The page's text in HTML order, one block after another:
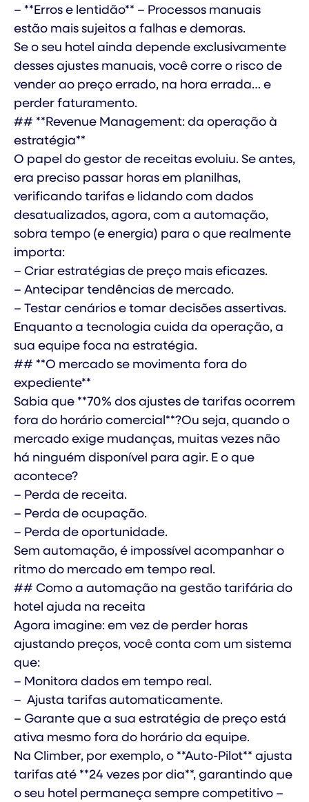
– **Erros e lentidão** – Processos manuais
estão mais sujeitos a falhas e demoras.
Se o seu hotel ainda depende exclusivamente
desses ajustes manuais, você corre o risco de
vender ao preço errado, na hora errada… e
perder faturamento.
## **Revenue Management: da operação à
estratégia**
O papel do gestor de receitas evoluiu. Se antes,
era preciso passar horas em planilhas,
verificando tarifas e lidando com dados
desatualizados, agora, com a automação,
sobra tempo (e energia) para o que realmente
importa:
– Criar estratégias de preço mais eficazes.
– Antecipar tendências de mercado.
– Testar cenários e tomar decisões assertivas.
Enquanto a tecnologia cuida da operação, a
sua equipe foca na estratégia.
## **O mercado se movimenta fora do
expediente**
Sabia que **70% dos ajustes de tarifas ocorrem
fora do horário comercial**?Ou seja, quando o
mercado exige mudanças, muitas vezes não
há ninguém disponível para agir. E o que
acontece?
– Perda de receita.
– Perda de ocupação.
– Perda de oportunidade.
Sem automação, é impossível acompanhar o
ritmo do mercado em tempo real.
## Como a automação na gestão tarifária do
hotel ajuda na receita
Agora imagine: em vez de perder horas
ajustando preços, você conta com um sistema
que:
– Monitora dados em tempo real.
– Ajusta tarifas automaticamente.
– Garante que a sua estratégia de preço está
ativa mesmo fora do horário da equipe.
Na Climber, por exemplo, o **Auto-Pilot** ajusta
tarifas até **24 vezes por dia**, garantindo que
o seu hotel permaneça sempre competitivo –